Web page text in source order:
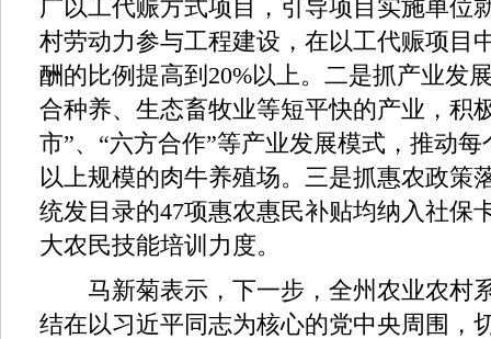
广以工代赈方式项目，引导项目实施单位
村劳动力参与工程建设，在以工代赈项目
酬的比例提高到20%以上。二是抓产业发
合种养、生态畜牧业等短平快的产业，积
市”、“六方合作”等产业发展模式，推动
以上规模的肉牛养殖场。三是抓惠农政策
统发目录的47项惠农惠民补贴均纳入社保
大农民技能培训力度。
马新菊表示，下一步，全州农业农村
结在以习近平同志为核心的党中央周围，